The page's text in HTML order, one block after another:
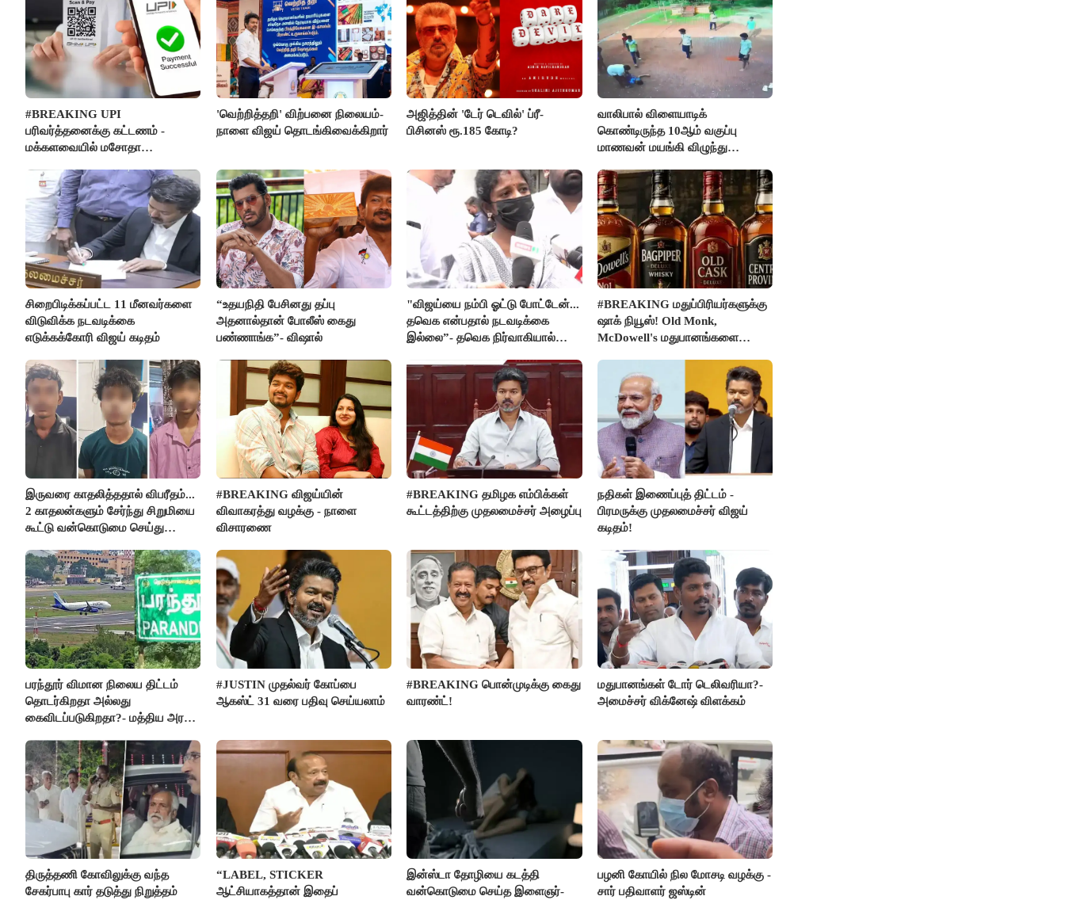
#BREAKING UPI
பரிவர்த்தனைக்கு கட்டணம் -
மக்களவையில் மசோதா
'வெற்றித்தறி' விற்பனை நிலையம்-
நாளை விஜய் தொடங்கிவைக்கிறார்
அஜித்தின் 'டேர் டெவில்' ப்ரீ-
பிசினஸ் ரூ.185 கோடி?
வாலிபால் விளையாடிக்
கொண்டிருந்த 10ஆம் வகுப்பு
மாணவன் மயங்கி விழுந்து
சிறைபிடிக்கப்பட்ட 11 மீனவர்களை
விடுவிக்க நடவடிக்கை
எடுக்கக்கோரி விஜய் கடிதம்
“உதயநிதி பேசினது தப்பு
அதனால்தான் போலீஸ் கைது
பண்ணாங்க”- விஷால்
"விஜய்யை நம்பி ஓட்டு போட்டேன்...
தவெக என்பதால் நடவடிக்கை
இல்லை”- தவெக நிர்வாகியால்
#BREAKING மதுப்பிரியர்களுக்கு
ஷாக் நியூஸ்! Old Monk,
McDowell's மதுபானங்களை
இருவரை காதலித்ததால் விபரீதம்...
2 காதலன்களும் சேர்ந்து சிறுமியை
கூட்டு வன்கொடுமை செய்து
#BREAKING விஜய்யின்
விவாகரத்து வழக்கு - நாளை
விசாரணை
#BREAKING தமிழக எம்பிக்கள்
கூட்டத்திற்கு முதலமைச்சர் அழைப்பு
நதிகள் இணைப்புத் திட்டம் -
பிரமருக்கு முதலமைச்சர் விஜய்
கடிதம்!
பரந்தூர் விமான நிலைய திட்டம்
தொடர்கிறதா அல்லது
கைவிடப்படுகிறதா?- மத்திய அரசு
#JUSTIN முதல்வர் கோப்பை
ஆகஸ்ட் 31 வரை பதிவு செய்யலாம்
#BREAKING பொன்முடிக்கு கைது
வாரண்ட்!
மதுபானங்கள் டோர் டெலிவரியா?-
அமைச்சர் விக்னேஷ் விளக்கம்
திருத்தணி கோவிலுக்கு வந்த
சேகர்பாபு கார் தடுத்து நிறுத்தம்
“LABEL, STICKER
ஆட்சியாகத்தான் இதைப்
இன்ஸ்டா தோழியை கடத்தி
வன்கொடுமை செய்த இளைஞர்-
பழனி கோயில் நில மோசடி வழக்கு -
சார் பதிவாளர் ஜஸ்டின்